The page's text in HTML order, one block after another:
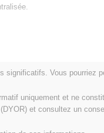
son livre blanc, décrivant
2021, marquant
robuste qui soutient les
a eu lieu par le biais d'un
Ces étapes
le terrain pour de
Vous pourriez
uniquement et ne
et consultez un